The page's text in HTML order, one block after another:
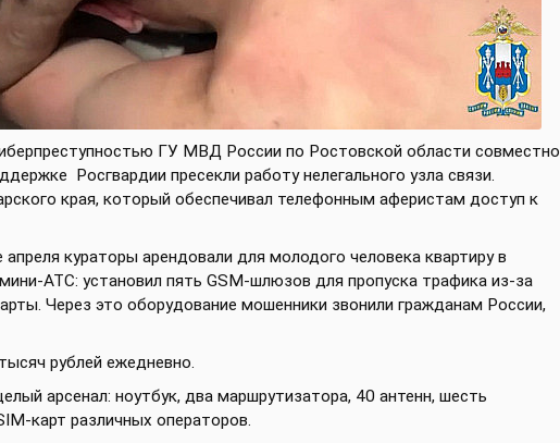
ГУ МВД России по Ростовской области совместно
Росгвардии пресекли работу нелегального узла связи.
края, который обеспечивал телефонным аферистам доступ к
кураторы арендовали для молодого человека квартиру в
АТС: установил пять GSM-шлюзов для пропуска трафика из-за
Через это оборудование мошенники звонили гражданам России,
рублей ежедневно.
арсенал: ноутбук, два маршрутизатора, 40 антенн, шесть
карт различных операторов.